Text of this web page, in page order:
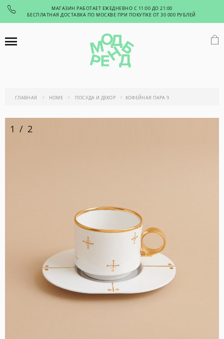
МАГАЗИН РАБОТАЕТ ЕЖЕДНЕВНО С 11:00 ДО 21:00
БЕСПЛАТНАЯ ДОСТАВКА ПО МОСКВЕ ПРИ ПОКУПКЕ ОТ 30 000 РУБЛЕЙ
ГЛАВНАЯ HOME ПОСУДА И ДЕКОР КОФЕЙНАЯ ПАРА 9
1 / 2